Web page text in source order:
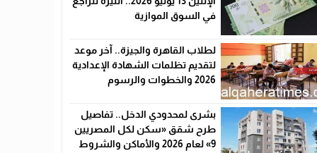
في السوق الموازية
لطلاب القاهرة والجيزة.. آخر موعد
لتقديم تظلمات الشهادة الإعدادية
2026 والخطوات والرسوم
بشرى لمحدودي الدخل.. تفاصيل
طرح شقق «سكن لكل المصريين
9» لعام 2026 والأماكن والشروط